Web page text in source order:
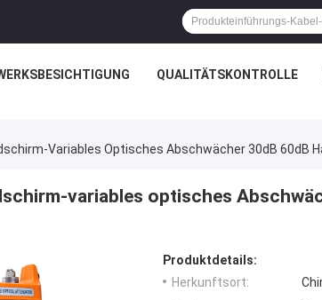
QUALITÄTSKONTROLLE
Variables Optisches Abschwächer 30dB 60dB
variables optisches
Produktdetails:
Herkunftsort: